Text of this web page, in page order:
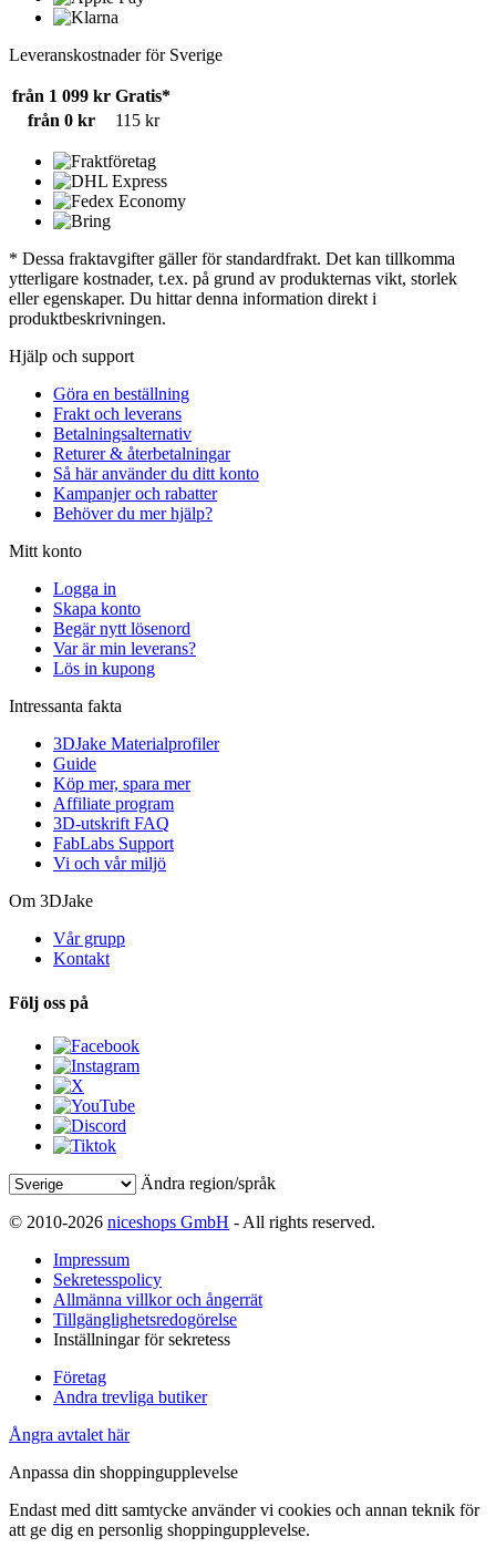
Leveranskostnader för Sverige
från 1 099 kr Gratis*
från 0 kr
115 kr
* Dessa fraktavgifter gäller för standardfrakt. Det kan tillkomma
ytterligare kostnader, t.ex. på grund av produkternas vikt, storlek
eller egenskaper. Du hittar denna information direkt i
produktbeskrivningen.
Hjälp och support
Göra en beställning
Frakt och leverans
Betalningsalternativ
Returer & återbetalningar
Så här använder du ditt konto
Kampanjer och rabatter
Behöver du mer hjälp?
Mitt konto
Logga in
Skapa konto
Begär nytt lösenord
Var är min leverans?
Lös in kupong
Intressanta fakta
3DJake Materialprofiler
Guide
Köp mer, spara mer
Affiliate program
3D-utskrift FAQ
FabLabs Support
Vi och vår miljö
Om 3DJake
Vår grupp
Kontakt
Följ oss på
Ändra region/språk
© 2010-2026 niceshops GmbH - All rights reserved.
Impressum
Sekretesspolicy
Allmänna villkor och ångerrät
Tillgänglighetsredogörelse
Inställningar för sekretess
Företag
Andra trevliga butiker
Ångra avtalet här
Anpassa din shoppingupplevelse
Endast med ditt samtycke använder vi cookies och annan teknik för
att ge dig en personlig shoppingupplevelse.